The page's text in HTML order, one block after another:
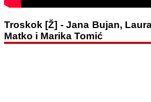
Troskok [Ž] - Jana Bujan,
Matko i Marika Tomić